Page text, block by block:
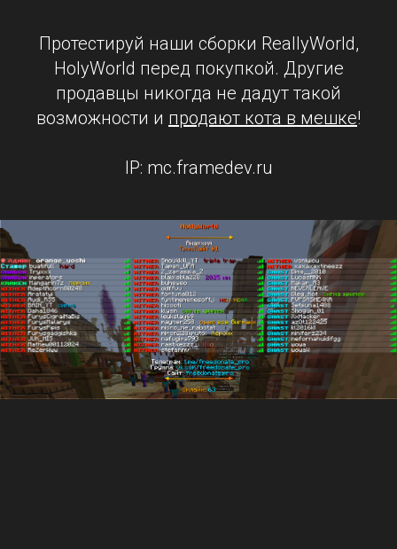
Протестируй наши сборки ReallyWorld,
HolyWorld перед покупкой. Другие
продавцы никогда не дадут такой
возможности и продают кота в мешке!
IP: mc.framedev.ru